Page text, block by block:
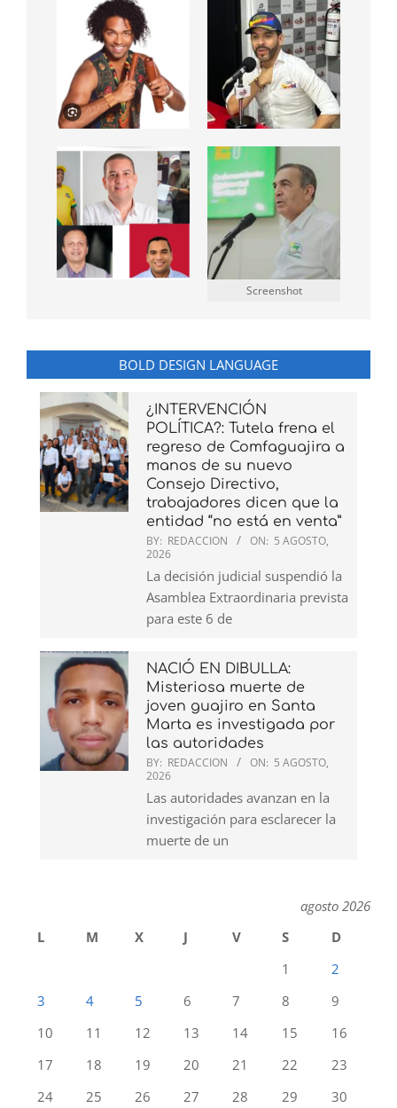
Screenshot
BOLD DESIGN LANGUAGE
¿INTERVENCIÓN
POLÍTICA?: Tutela frena el
regreso de Comfaguajira a
manos de su nuevo
Consejo Directivo,
trabajadores dicen que la
entidad “no está en venta”
BY: REDACCION ON: 5 AGOSTO,
2026
La decisión judicial suspendió la
Asamblea Extraordinaria prevista
para este 6 de
NACIÓ EN DIBULLA:
Misteriosa muerte de
joven guajiro en Santa
Marta es investigada por
las autoridades
BY: REDACCION ON: 5 AGOSTO,
2026
Las autoridades avanzan en la
investigación para esclarecer la
muerte de un
agosto 2026
L
M X J V S
D
1
2
3
4 5 6 7 8
9
10
11 12 13 14 15
16
17
18 19 20 21 22
23
24
25 26 27 28 29
30